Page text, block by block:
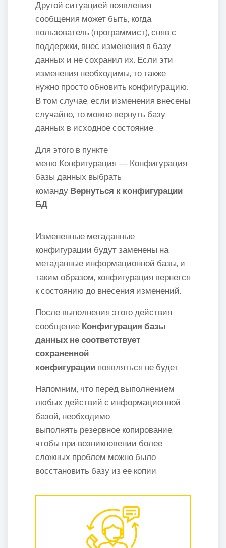
Другой ситуацией появления
сообщения может быть, когда
пользователь (программист), сняв с
поддержки, внес изменения в базу
данных и не сохранил их. Если эти
изменения необходимы, то также
нужно просто обновить конфигурацию.
В том случае, если изменения внесены
случайно, то можно вернуть базу
данных в исходное состояние.
Для этого в пункте
меню Конфигурация — Конфигурация
базы данных выбрать
команду Вернуться к конфигурации
БД.
Измененные метаданные
конфигурации будут заменены на
метаданные информационной базы, и
таким образом, конфигурация вернется
к состоянию до внесения изменений.
После выполнения этого действия
сообщение Конфигурация базы
данных не соответствует
сохраненной
конфигурации появляться не будет.
Напомним, что перед выполнением
любых действий с информационной
базой, необходимо
выполнять резервное копирование,
чтобы при возникновении более
сложных проблем можно было
восстановить базу из ее копии.